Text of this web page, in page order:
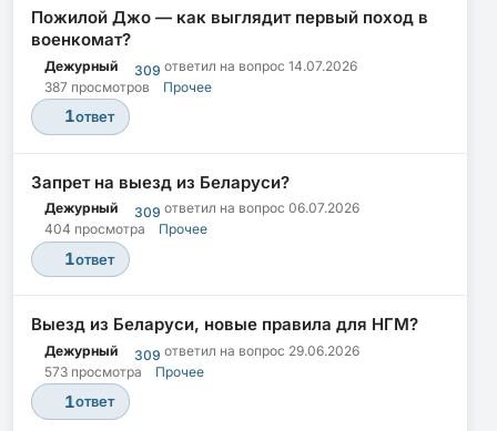
Пожилой Джо — как выглядит первый поход в
военкомат?
Дежурный 309 ответил на вопрос 14.07.2026
387 просмотров
Прочее
1ответ
Запрет на выезд из Беларуси?
Дежурный 309 ответил на вопрос 06.07.2026
404 просмотра
Прочее
1ответ
Выезд из Беларуси, новые правила для НГМ?
Дежурный 309 ответил на вопрос 29.06.2026
573 просмотра
Прочее
1ответ